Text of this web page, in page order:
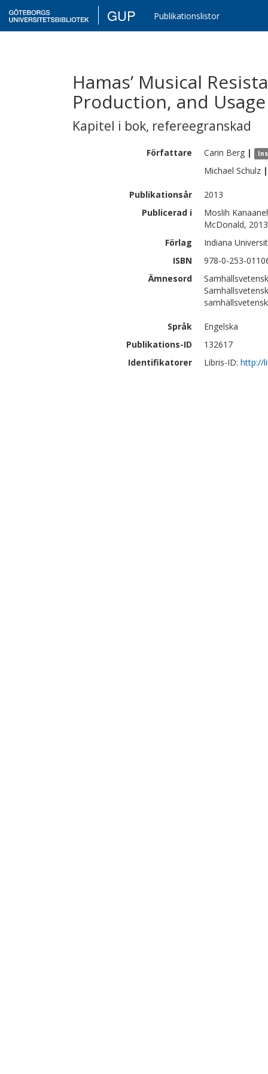
GUP Publikationslistor
Hamas’ Musical
Production, and Usage
Kapitel i bok, refereegranskad
Författare Carin Berg |
Michael Schulz |
Publikationsår
2013
Publicerad i
Moslih
McDonald,
Förlag
Indiana
ISBN
978-0-253-
Ämnesord
Språk
Engelska
Publikations-ID
132617
Identifikatorer
Libris-ID: http://